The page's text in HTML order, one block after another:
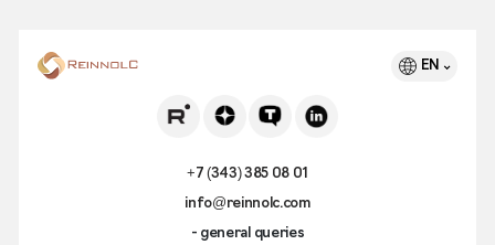
EN
+7 (343) 385 08 01
info@reinnolc.com
- general queries